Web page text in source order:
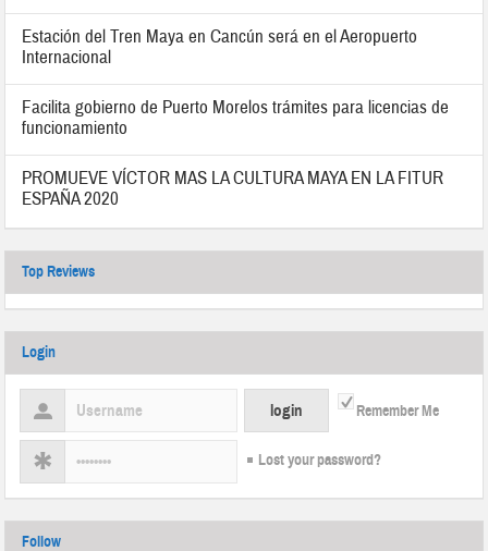
Estación del Tren Maya en Cancún será en el Aeropuerto
Internacional
Facilita gobierno de Puerto Morelos trámites para licencias de
funcionamiento
PROMUEVE VÍCTOR MAS LA CULTURA MAYA EN LA FITUR
ESPAÑA 2020
Top Reviews
Login
Remember Me
Lost your password?
Follow